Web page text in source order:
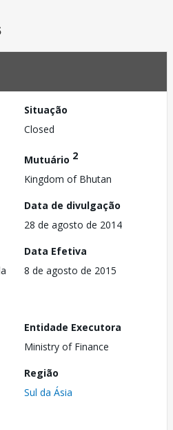
Situação
Closed
Mutuário 2
Kingdom of Bhutan
Data de divulgação
28 de agosto de 2014
Data Efetiva
8 de agosto de 2015
Entidade Executora
Ministry of Finance
Região
Sul da Ásia